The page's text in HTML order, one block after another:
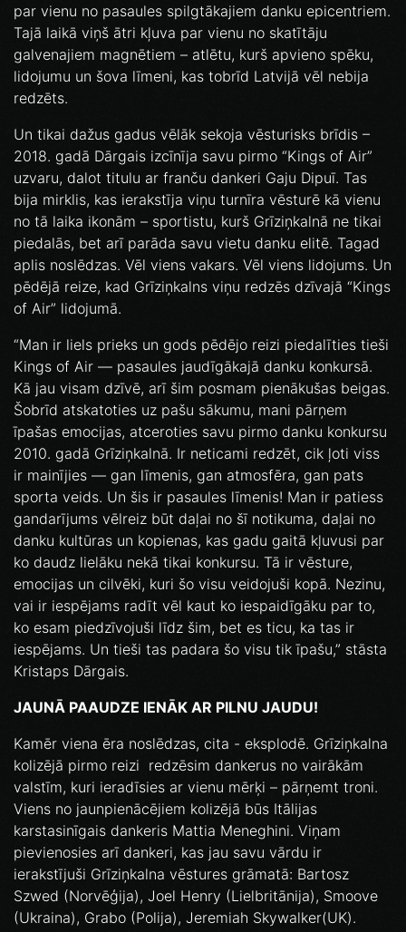
par vienu no pasaules spilgtākajiem danku epicentriem.
Tajā laikā viņš ātri kļuva par vienu no skatītāju
galvenajiem magnētiem – atlētu, kurš apvieno spēku,
lidojumu un šova līmeni, kas tobrīd Latvijā vēl nebija
redzēts.
Un tikai dažus gadus vēlāk sekoja vēsturisks brīdis –
2018. gadā Dārgais izcīnīja savu pirmo “Kings of Air”
uzvaru, dalot titulu ar franču dankeri Gaju Dipuī. Tas
bija mirklis, kas ierakstīja viņu turnīra vēsturē kā vienu
no tā laika ikonām – sportistu, kurš Grīziņkalnā ne tikai
piedalās, bet arī parāda savu vietu danku elitē. Tagad
aplis noslēdzas. Vēl viens vakars. Vēl viens lidojums. Un
pēdējā reize, kad Grīziņkalns viņu redzēs dzīvajā “Kings
of Air” lidojumā.
“Man ir liels prieks un gods pēdējo reizi piedalīties tieši
Kings of Air — pasaules jaudīgākajā danku konkursā.
Kā jau visam dzīvē, arī šim posmam pienākušas beigas.
Šobrīd atskatoties uz pašu sākumu, mani pārņem
īpašas emocijas, atceroties savu pirmo danku konkursu
2010. gadā Grīziņkalnā. Ir neticami redzēt, cik ļoti viss
ir mainījies — gan līmenis, gan atmosfēra, gan pats
sporta veids. Un šis ir pasaules līmenis! Man ir patiess
gandarījums vēlreiz būt daļai no šī notikuma, daļai no
danku kultūras un kopienas, kas gadu gaitā kļuvusi par
ko daudz lielāku nekā tikai konkursu. Tā ir vēsture,
emocijas un cilvēki, kuri šo visu veidojuši kopā. Nezinu,
vai ir iespējams radīt vēl kaut ko iespaidīgāku par to,
ko esam piedzīvojuši līdz šim, bet es ticu, ka tas ir
iespējams. Un tieši tas padara šo visu tik īpašu,” stāsta
Kristaps Dārgais.
JAUNĀ PAAUDZE IENĀK AR PILNU JAUDU!
Kamēr viena ēra noslēdzas, cita - eksplodē. Grīziņkalna
kolizējā pirmo reizi redzēsim dankerus no vairākām
valstīm, kuri ieradīsies ar vienu mērķi – pārņemt troni.
Viens no jaunpienācējiem kolizējā būs Itālijas
karstasinīgais dankeris Mattia Meneghini. Viņam
pievienosies arī dankeri, kas jau savu vārdu ir
ierakstījuši Grīziņkalna vēstures grāmatā: Bartosz
Szwed (Norvēģija), Joel Henry (Lielbritānija), Smoove
(Ukraina), Grabo (Polija), Jeremiah Skywalker(UK).